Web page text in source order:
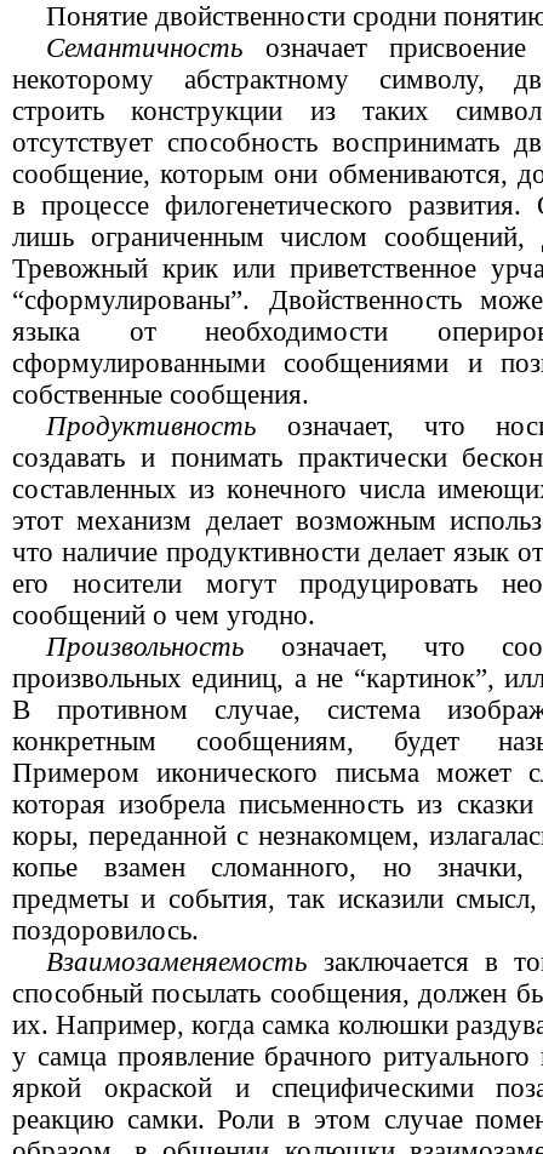
Понятие двойственности сродни
Семантичность означает присвоение
некоторому абстрактному символу,
строить конструкции из таких
отсутствует способность воспринимать
сообщение, которым они обмениваются,
в процессе филогенетического
лишь ограниченным числом
Тревожный крик или приветственное
“сформулированы”. Двойственность
языка от необходимости
сформулированными сообщениями и
собственные сообщения.
Продуктивность означает, что
создавать и понимать практически
составленных из конечного числа
этот механизм делает возможным
что наличие продуктивности делает язык
его носители могут продуцировать
сообщений о чем угодно.
Произвольность означает, что
произвольных единиц, а не “картинок”,
В противном случае, система
конкретным сообщениям, будет
Примером иконического письма может
которая изобрела письменность из
коры, переданной с незнакомцем,
копье взамен сломанного, но значки,
предметы и события, так исказили
поздоровилось.
Взаимозаменяемость заключается в
способный посылать сообщения, должен
их. Например, когда самка колюшки
у самца проявление брачного
яркой окраской и специфическими
реакцию самки. Роли в этом случае